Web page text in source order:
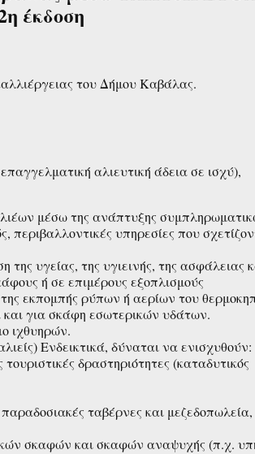
έκδοση
του Δήμου Καβάλας.
αλιευτική άδεια σε ισχύ),
μέσω της ανάπτυξης
περιβαλλοντικές υπηρεσίες που
της υγείας, της υγιεινής, της ασφάλειας
ή σε επιμέρους εξοπλισμούς
εκπομπής ρύπων ή αερίων του
για σκάφη εσωτερικών υδάτων.
ιχθυηρών.
Ενδεικτικά, δύναται να ενισχυθούν:
δραστηριότητες (καταδυτικός
ταβέρνες και
σκαφών και σκαφών αναψυχής (π.χ.